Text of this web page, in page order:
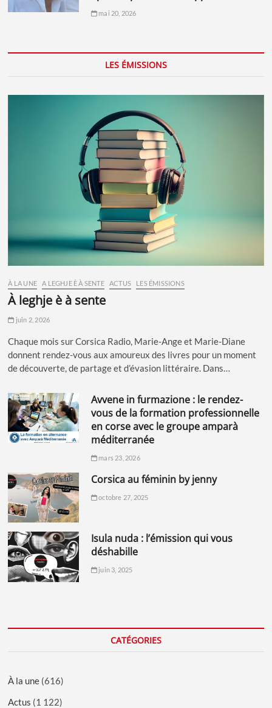
mai 20, 2026
LES ÉMISSIONS
À LA UNE A LEGHJE È À SENTE ACTUS LES ÉMISSIONS
à leghje è à sente
juin 2, 2026
Chaque mois sur Corsica Radio, Marie-Ange et Marie-Diane
donnent rendez-vous aux amoureux des livres pour un moment
de découverte, de partage et d’évasion littéraire. Dans…
avvene in furmazione : le rendez-
vous de la formation professionnelle
en corse avec le groupe amparà
méditerranée
mars 23, 2026
corsica au féminin by jenny
octobre 27, 2025
isula nuda : l’émission qui vous
déshabille
juin 3, 2025
CATÉGORIES
À la une (616)
Actus (1 122)